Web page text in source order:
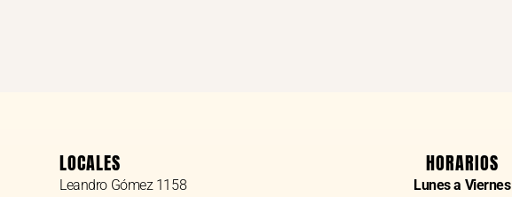
LOCALES
Leandro Gómez 1158
HORARIOS
Lunes a Viernes